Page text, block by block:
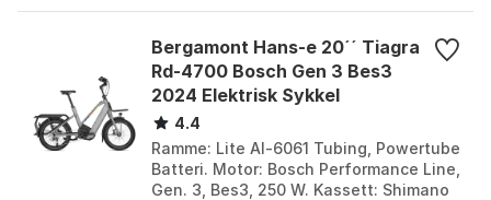
Bergamont Hans-e 20´´ Tiagra
Rd-4700 Bosch Gen 3 Bes3
2024 Elektrisk Sykkel
4.4
Ramme: Lite Al-6061 Tubing, Powertube
Batteri. Motor: Bosch Performance Line,
Gen. 3, Bes3, 250 W. Kassett: Shimano